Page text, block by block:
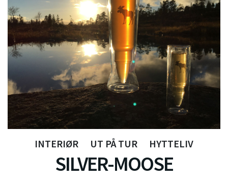
INTERIØR UT PÅ TUR HYTTELIV
SILVER-MOOSE